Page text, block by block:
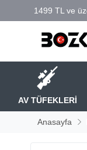
AV TÜFEKLERİ
Anasayfa